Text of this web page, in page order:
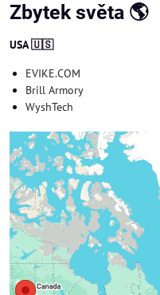
Zbytek světa 🌎
USA 🇺🇸
EVIKE.COM
Brill Armory
WyshTech
Externí obsah
Přejete si